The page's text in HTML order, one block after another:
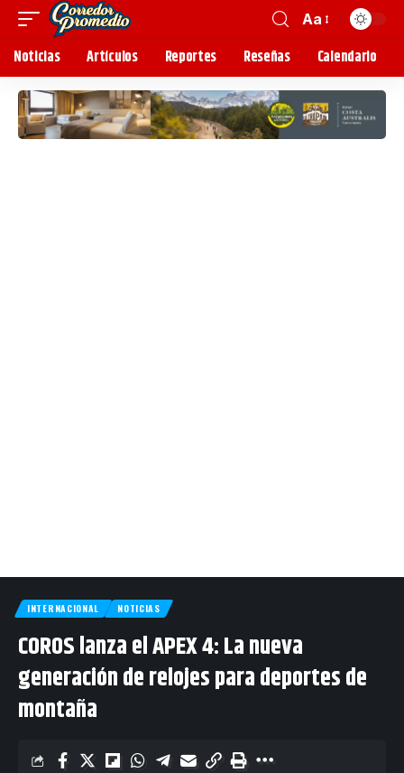
Aa
Noticias Artículos Reportes Reseñas Calendario
INTERNACIONAL NOTICIAS
COROS lanza el APEX 4: La nueva
generación de relojes para deportes de
montaña